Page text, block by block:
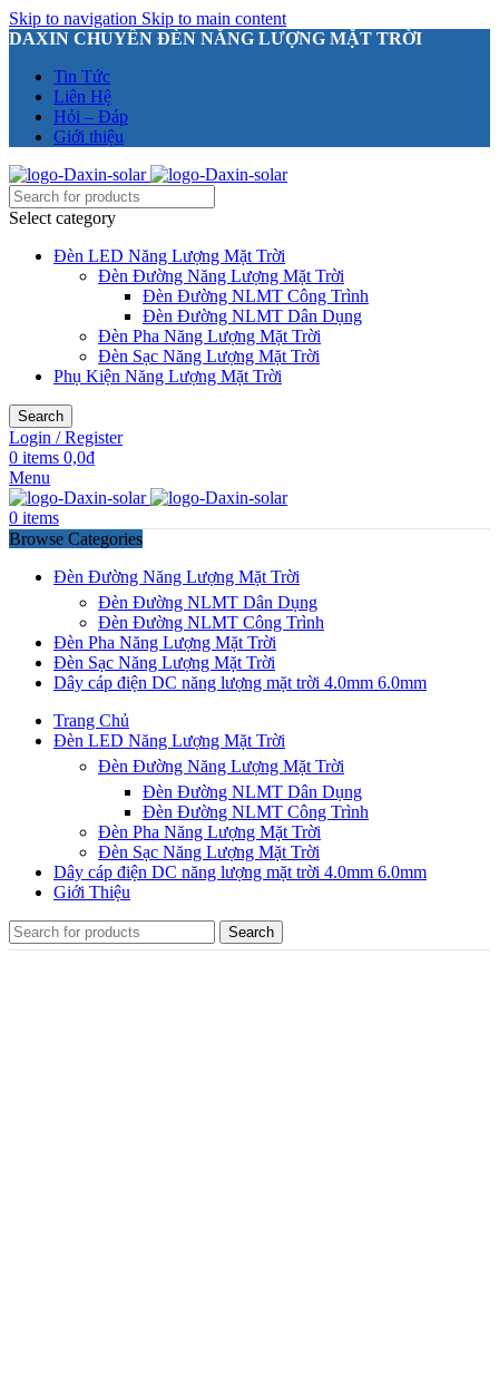
Skip to navigation Skip to main content
DAXIN CHUYÊN ĐÈN NĂNG LƯỢNG MẶT TRỜI
Tin Tức
Liên Hệ
Hỏi – Đáp
Giới thiệu
Select category
Đèn LED Năng Lượng Mặt Trời
Đèn Đường Năng Lượng Mặt Trời
Đèn Đường NLMT Công Trình
Đèn Đường NLMT Dân Dụng
Đèn Pha Năng Lượng Mặt Trời
Đèn Sạc Năng Lượng Mặt Trời
Phụ Kiện Năng Lượng Mặt Trời
Search
Login / Register
0 items 0,0₫
Menu
0 items
Browse Categories
Đèn Đường Năng Lượng Mặt Trời
Đèn Đường NLMT Dân Dụng
Đèn Đường NLMT Công Trình
Đèn Pha Năng Lượng Mặt Trời
Đèn Sạc Năng Lượng Mặt Trời
Dây cáp điện DC năng lượng mặt trời 4.0mm 6.0mm
Trang Chủ
Đèn LED Năng Lượng Mặt Trời
Đèn Đường Năng Lượng Mặt Trời
Đèn Đường NLMT Dân Dụng
Đèn Đường NLMT Công Trình
Đèn Pha Năng Lượng Mặt Trời
Đèn Sạc Năng Lượng Mặt Trời
Dây cáp điện DC năng lượng mặt trời 4.0mm 6.0mm
Giới Thiệu
Search